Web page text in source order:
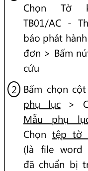
Chọn Tờ
TB01/AC -
báo phát
đơn > Bấm
cứu
Bấm chọn
phụ lục>
Mẫu phụ
Chọn tệp tờ
(là file word
đã chuẩn bị